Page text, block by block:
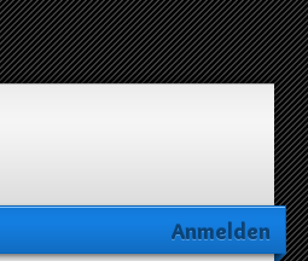
Anmelden